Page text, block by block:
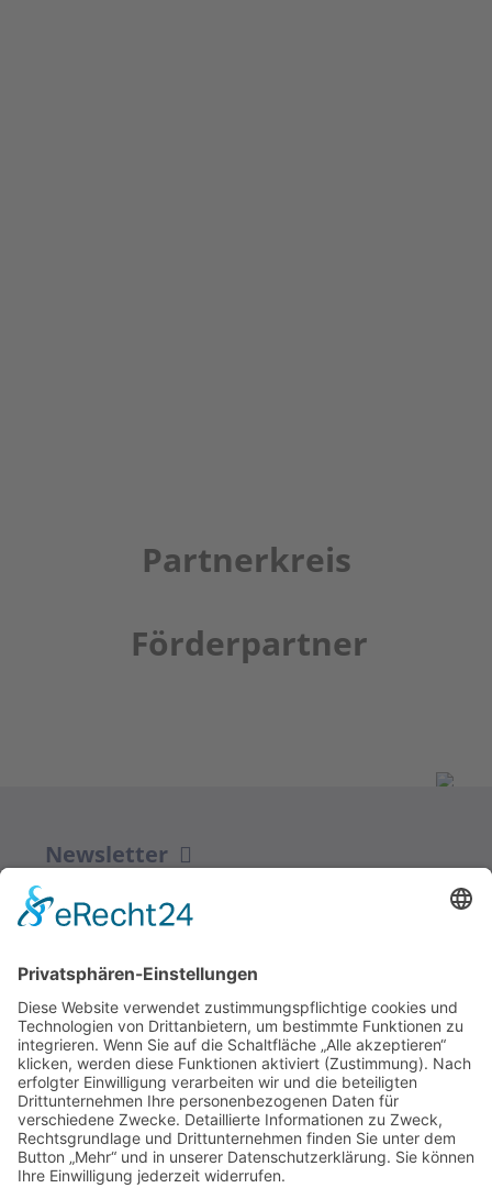
Partnerkreis
Förderpartner
Newsletter
ZUR ANMELDUNG
Redaktion bbkult.net
Centrum Bavaria Bohemia (CeBB)
Dr. Veronika Hofinger
Freyung 1, 92539 Schönsee
Tel.:+49 (0)9674 / 92 48 78
veronika.hofinger@cebb.de